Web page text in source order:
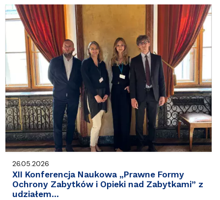
26.05.2026
XII Konferencja Naukowa „Prawne Formy
Ochrony Zabytków i Opieki nad Zabytkami” z
udziałem…